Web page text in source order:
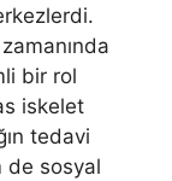
bir rol
iskelet
tedavi
de sosyal